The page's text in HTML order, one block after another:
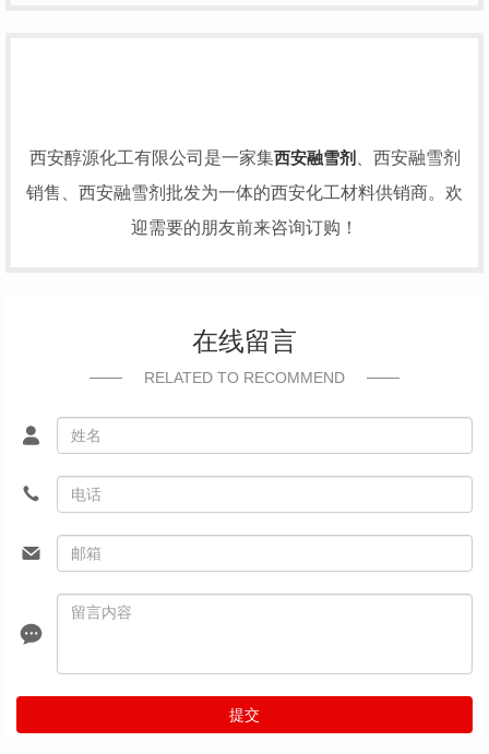
西安醇源化工有限公司是一家集西安融雪剂
、西安融雪剂
销售、西安融雪剂批发为一体的西安化工材料供销商。欢
迎需要的朋友前来咨询订购！
在线留言
RELATED TO RECOMMEND
提交